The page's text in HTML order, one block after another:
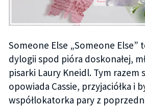
Someone Else „Someone Else”
dylogii spod pióra doskonałej,
pisarki Laury Kneidl. Tym razem
opowiada Cassie, przyjaciółka i
współlokatorka pary z